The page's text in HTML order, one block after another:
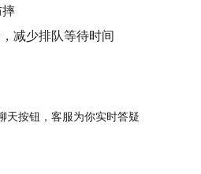
减少排队等待时间
天按钮，客服为你实时答疑